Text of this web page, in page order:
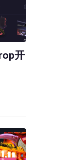
开